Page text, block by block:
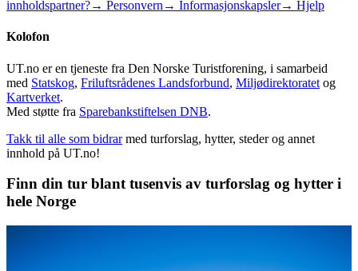
innholdspartner?→ Personvern → Informasjonskapsler→ Hjelp
Kolofon
UT.no er en tjeneste fra Den Norske Turistforening, i samarbeid
med Statskog, Friluftsrådenes Landsforbund, Miljødirektoratet og
Kartverket.
Med støtte fra Sparebankstiftelsen DNB.
Takk til alle som bidrar med turforslag, hytter, steder og annet
innhold på UT.no!
Finn din tur blant tusenvis av turforslag og hytter i
hele Norge